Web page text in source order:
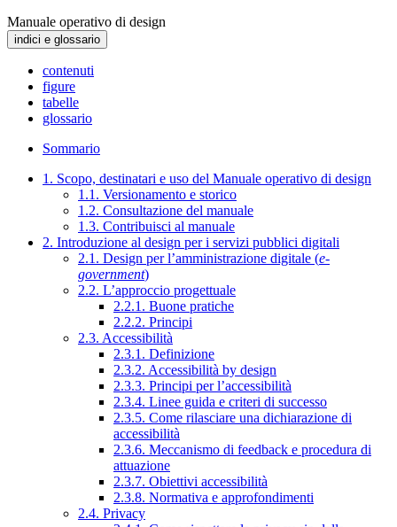
Manuale operativo di design
indici e glossario
contenuti
figure
tabelle
glossario
Sommario
1. Scopo, destinatari e uso del Manuale operativo di design
1.1. Versionamento e storico
1.2. Consultazione del manuale
1.3. Contribuisci al manuale
2. Introduzione al design per i servizi pubblici digitali
2.1. Design per l’amministrazione digitale (e-
government)
2.2. L’approccio progettuale
2.2.1. Buone pratiche
2.2.2. Principi
2.3. Accessibilità
2.3.1. Definizione
2.3.2. Accessibilità by design
2.3.3. Principi per l’accessibilità
2.3.4. Linee guida e criteri di successo
2.3.5. Come rilasciare una dichiarazione di
accessibilità
2.3.6. Meccanismo di feedback e procedura di
attuazione
2.3.7. Obiettivi accessibilità
2.3.8. Normativa e approfondimenti
2.4. Privacy